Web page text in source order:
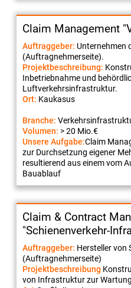
Claim Management
Auftraggeber: Unternehmen
(Auftragnehmerseite).
Projektbeschreibung:
Inbetriebnahme und
Luftverkehrsinfrastruktur.
Ort: Kaukasus
Branche:
Volumen: > 20 Mio.€
Unsere Aufgabe:Claim
zur Durchsetzung eigener
resultierend aus einem vom
Bauablauf
Claim & Contract
"Schienenverkehr-
Auftraggeber: Hersteller von
(Auftragnehmerseite)
Projektbeschreibung
von Infrastruktur zur